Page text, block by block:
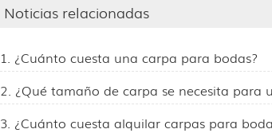
Noticias relacionadas
1. ¿Cuánto cuesta una carpa para bodas?
2. ¿Qué tamaño de carpa se necesita para
3. ¿Cuánto cuesta alquilar carpas para